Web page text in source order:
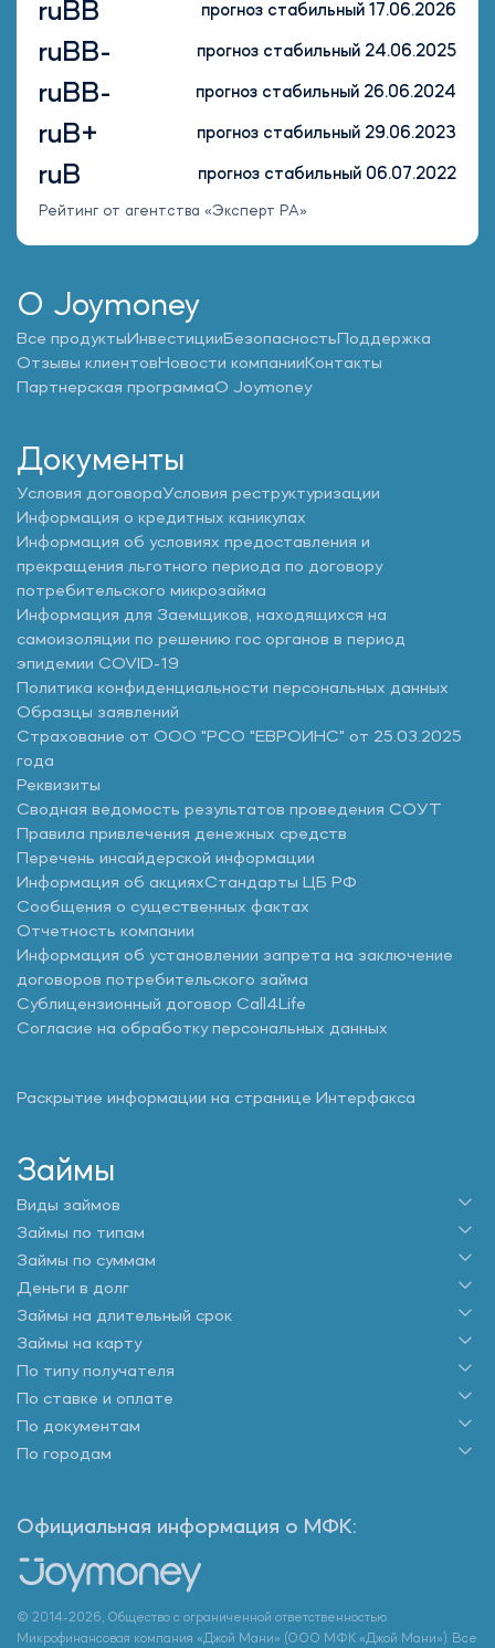
ruBB прогноз стабильный 17.06.2026
ruBB- прогноз стабильный 24.06.2025
ruBB- прогноз стабильный 26.06.2024
ruB+ прогноз стабильный 29.06.2023
ruB прогноз стабильный 06.07.2022
Рейтинг от агентства «Эксперт РА»
О Joymoney
Все продуктыИнвестицииБезопасностьПоддержка
Отзывы клиентовНовости компанииКонтакты
Партнерская программаО Joymoney
Документы
Условия договораУсловия реструктуризации
Информация о кредитных каникулах
Информация об условиях предоставления и
прекращения льготного периода по договору
потребительского микрозайма
Информация для Заемщиков, находящихся на
самоизоляции по решению гос органов в период
эпидемии COVID-19
Политика конфиденциальности персональных данных
Образцы заявлений
Страхование от ООО "РСО "ЕВРОИНС" от 25.03.2025
года
Реквизиты
Сводная ведомость результатов проведения СОУТ
Правила привлечения денежных средств
Перечень инсайдерской информации
Информация об акцияхСтандарты ЦБ РФ
Сообщения о существенных фактах
Отчетность компании
Информация об установлении запрета на заключение
договоров потребительского займа
Сублицензионный договор Call4Life
Согласие на обработку персональных данных
Раскрытие информации на странице Интерфакса
Займы
Виды займов
Займы по типам
Займы по суммам
Деньги в долг
Займы на длительный срок
Займы на карту
По типу получателя
По ставке и оплате
По документам
По городам
Официальная информация о МФК:
© 2014-2026, Общество с ограниченной ответственностью
Микрофинансовая компания «Джой Мани» (ООО МФК «Джой Мани»). Все